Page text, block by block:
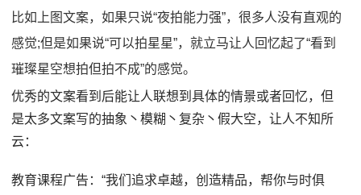
比如上图文案，如果只说“夜拍能力强”，很多人没有直观的
感觉;但是如果说“可以拍星星”，就立马让人回忆起了“看到
璀璨星空想拍但拍不成”的感觉。
优秀的文案看到后能让人联想到具体的情景或者回忆，但
是太多文案写的抽象丶模糊丶复杂丶假大空，让人不知所
云：
教育课程广告：“我们追求卓越，创造精品，帮你与时俱